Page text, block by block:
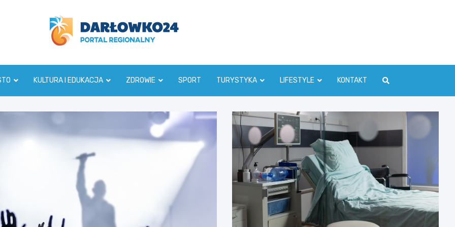
darlowko24.pl
KULTURA I EDUKACJA ZDROWIE SPORT TURYSTYKA LIFESTYLE KONTAKT